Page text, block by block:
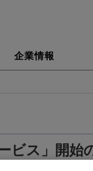
企業情報
ビス」開始